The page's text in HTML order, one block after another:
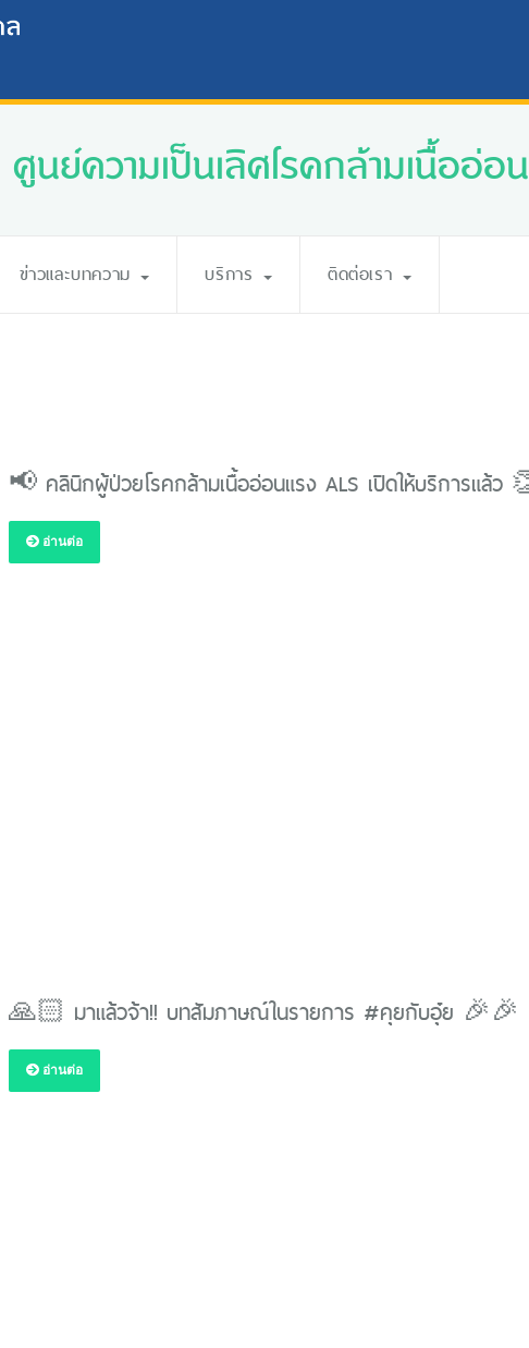
ศูนย์ความเป็นเลิศโรคกล้ามเนื้ออ่อ
ข่าวและบทความ บริการ ติดต่อเรา
📢 คลินิกผู้ป่วยโรคกล้ามเนื้ออ่อนแรง ALS เปิดให้บริการแล้ว
อ่านต่อ
🙏🏻 มาแล้วจ้า!! บทสัมภาษณ์ในรายการ #คุยกับอุ๋ย 🎉🎉
อ่านต่อ